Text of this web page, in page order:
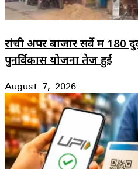
रांची अपर बाजार सर्वे में 180
पुनर्विकास योजना तेज हुई
August 7, 2026